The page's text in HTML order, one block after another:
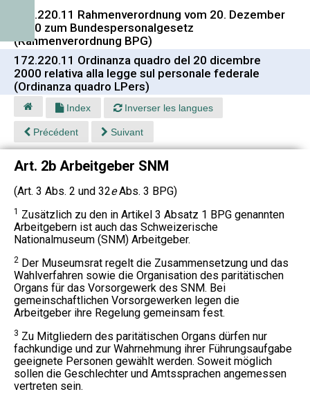
172.220.11 Rahmenverordnung vom 20. Dezember
2000 zum Bundespersonalgesetz
(Rahmenverordnung BPG)
172.220.11 Ordinanza quadro del 20 dicembre
2000 relativa alla legge sul personale federale
(Ordinanza quadro LPers)
Index Inverser les langues
Précédent Suivant
Art. 2b Arbeitgeber SNM
(Art. 3 Abs. 2 und 32eAbs. 3 BPG)
1 Zusätzlich zu den in Artikel 3 Absatz 1 BPG genannten
Arbeitgebern ist auch das Schweizerische
Nationalmuseum (SNM) Arbeitgeber.
2 Der Museumsrat regelt die Zusammensetzung und das
Wahlverfahren sowie die Organisation des paritätischen
Organs für das Vorsorgewerk des SNM. Bei
gemeinschaftlichen Vorsorgewerken legen die
Arbeitgeber ihre Regelung gemeinsam fest.
3 Zu Mitgliedern des paritätischen Organs dürfen nur
fachkundige und zur Wahrnehmung ihrer Führungsaufgabe
geeignete Personen gewählt werden. Soweit möglich
sollen die Geschlechter und Amtssprachen angemessen
vertreten sein.